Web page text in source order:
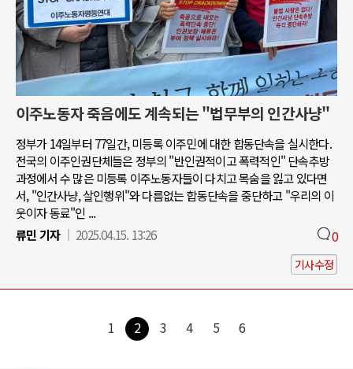
이주노동자 죽음에도 계속되는 "법무부의 인간사냥"
정부가 14일부터 77일간, 미등록 이주민에 대한 합동단속을 실시한다.
전국의 이주인권단체들은 정부의 "반인권적이고 폭력적인" 단속추방
과정에서 수 많은 미등록 이주노동자들이 다치고 목숨을 잃고 있다면
서, "인간사냥, 살인행위"와 다름없는 합동단속을 중단하고 "우리의 이
웃이자 동료"인 ...
류민 기자
2025.04.15. 13:26 0
기사수정
1 2 3 4 5 6